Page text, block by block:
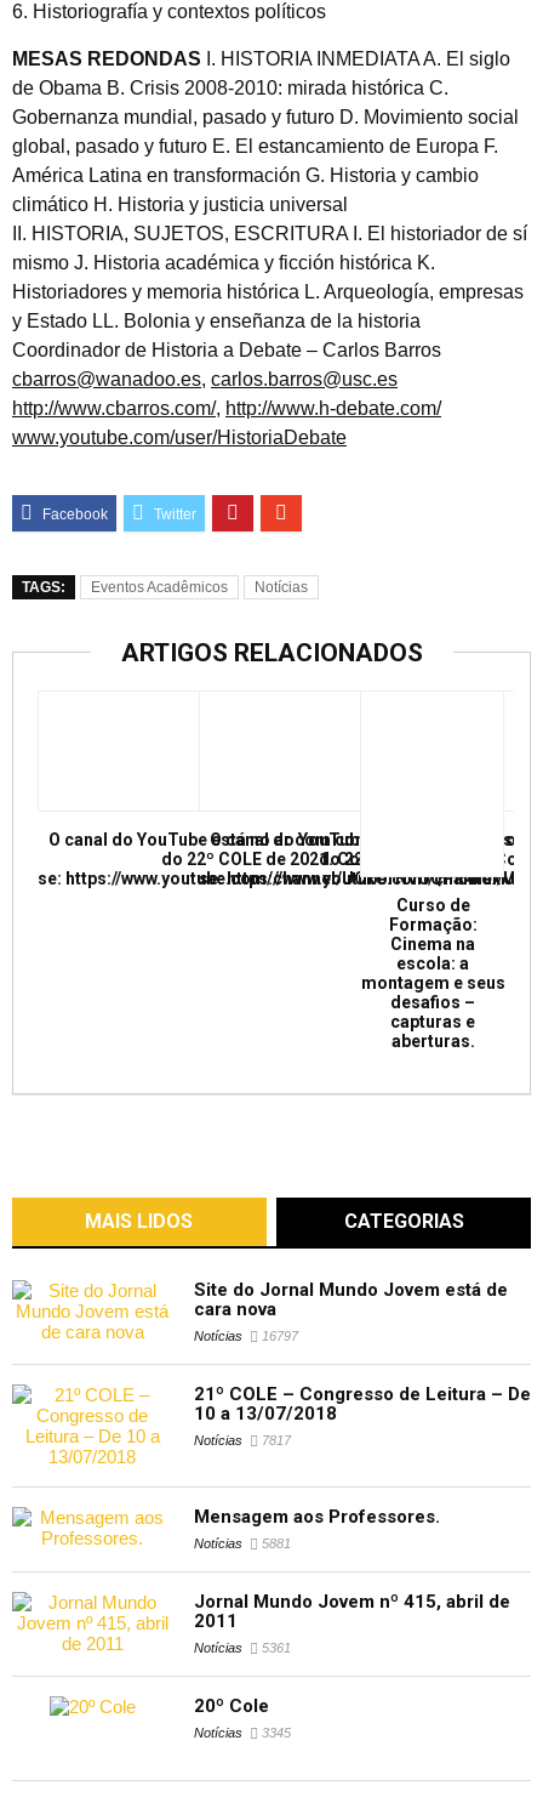
6. Historiografía y contextos políticos
MESAS REDONDAS I. HISTORIA INMEDIATA A. El siglo
de Obama B. Crisis 2008-2010: mirada histórica C.
Gobernanza mundial, pasado y futuro D. Movimiento social
global, pasado y futuro E. El estancamiento de Europa F.
América Latina en transformación G. Historia y cambio
climático H. Historia y justicia universal
II. HISTORIA, SUJETOS, ESCRITURA I. El historiador de sí
mismo J. Historia académica y ficción histórica K.
Historiadores y memoria histórica L. Arqueología, empresas
y Estado LL. Bolonia y enseñanza de la historia
Coordinador de Historia a Debate – Carlos Barros
cbarros@wanadoo.es, carlos.barros@usc.es
http://www.cbarros.com/, http://www.h-debate.com/
www.youtube.com/user/HistoriaDebate
TAGS: Eventos Acadêmicos Notícias
ARTIGOS RELACIONADOS
O canal do YouTube está no ar com conferências e mesas
do 22º COLE de 2021. Confira e inscreva
se: https://www.youtube.com/channel/
O canal do YouTube está no ar com
do 22º COLE de 2021.
se: https://www.youtube.com/channel/
Curso de
Formação:
Cinema na
escola: a
montagem e seus
desafios –
capturas e
aberturas.
MAIS LIDOS CATEGORIAS
Site do Jornal Mundo Jovem está de
cara nova
Notícias 16797
21º COLE – Congresso de Leitura – De
10 a 13/07/2018
Notícias 7817
Mensagem aos Professores.
Notícias 5881
Jornal Mundo Jovem nº 415, abril de
2011
Notícias 5361
20º Cole
Notícias 3345